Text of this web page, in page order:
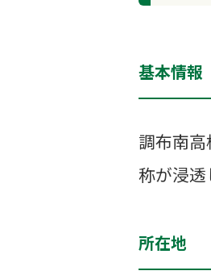
基本情報
調布南
称が浸透
所在地